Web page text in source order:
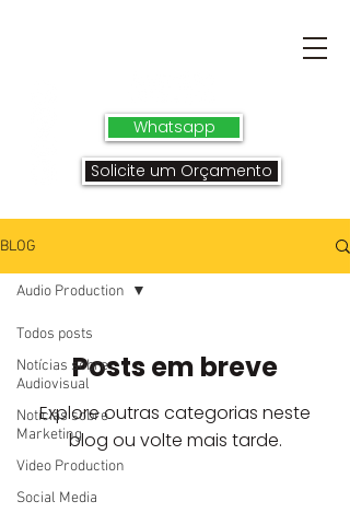
Whatsapp
Solicite um Orçamento
BLOG
Todos posts
Notícias sobre
Audiovisual
Notícias sobre
Marketing
Video Production
Social Media
Audio Production
Posts em breve
Explore outras categorias neste
blog ou volte mais tarde.